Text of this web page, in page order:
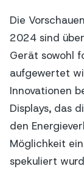
Die
2024 sind
Gerät sowohl
aufgewertet
Innovationen
Displays, das
den
Möglichkeit
spekuliert